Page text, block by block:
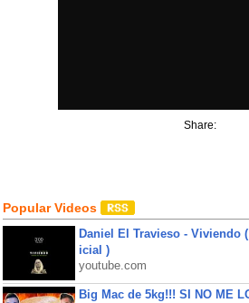
Share:
Popular Videos
Daniel El Travieso - Viviendo
icial )
youtube.com
Big Mac de 5kg!!! SI NO ME